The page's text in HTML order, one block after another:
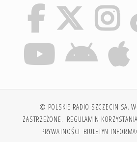
© POLSKIE RADIO SZCZECIN SA.
ZASTRZEŻONE. REGULAMIN
PRYWATNOŚCI BIULETYN